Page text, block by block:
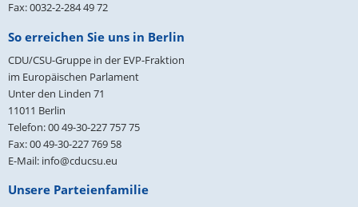
Fax: 0032-2-284 49 72
So erreichen Sie uns in Berlin
CDU/CSU-Gruppe in der EVP-Fraktion
im Europäischen Parlament
Unter den Linden 71
11011 Berlin
Telefon:00 49-30-227 757 75
Fax:00 49-30-227 769 58
E-Mail: info@cducsu.eu
Unsere Parteienfamilie